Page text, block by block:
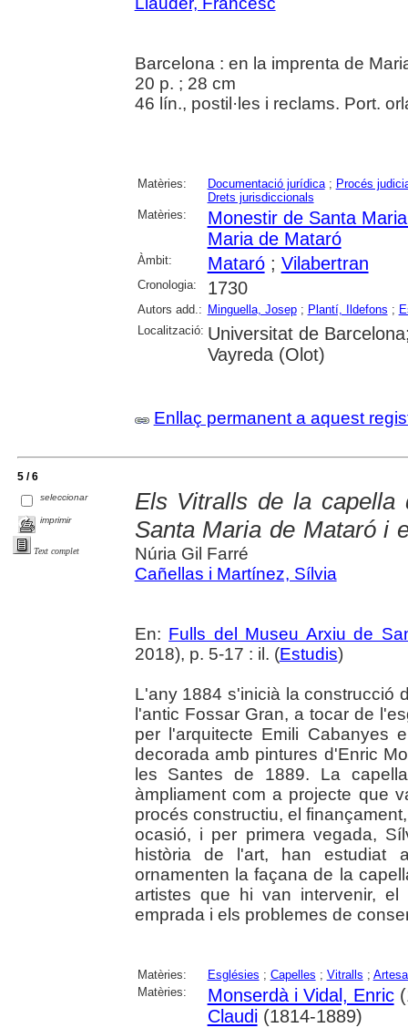
Barcelona : en la imprenta de
20 p. ; 28 cm
46 lín., postil·les i reclams. Port.
Matèries: Documentació jurídica; Procés
Drets jurisdiccionals
Matèries:
Monestir de Santa
Maria de Mataró
Àmbit: Mataró; Vilabertran
Cronologia: 1730
Autors add.: Minguella, Josep; Plantí, Ildefons ;
Localització: Universitat de
Vayreda (Olot)
Enllaç permanent a aquest
5 / 6
seleccionar
imprimir
Text complet
Els Vitralls de la capella
Santa Maria de Mataró i
Núria Gil Farré
Cañellas i Martínez, Sílvia
En: Fulls del Museu Arxiu de
2018), p. 5-17 : il. (Estudis)
L'any 1884 s'inicià la construcció
l'antic Fossar Gran, a tocar de
per l'arquitecte Emili Cabanyes
decorada amb pintures d'Enric
les Santes de 1889. La
àmpliament com a projecte que
procés constructiu, el
ocasió, i per primera vegada,
història de l'art, han estudiat
ornamenten la façana de la
artistes que hi van intervenir,
emprada i els problemes de
Matèries: Esglésies ; Capelles ; Vitralls ;
Matèries:
Monserdà i Vidal, Enric
Claudi(1814-1889)